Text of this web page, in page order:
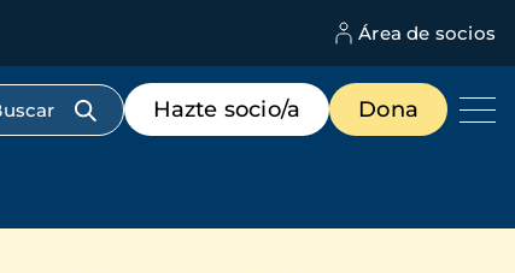
Área de socios
Menú
de
destacados
Hazte socio/a Dona